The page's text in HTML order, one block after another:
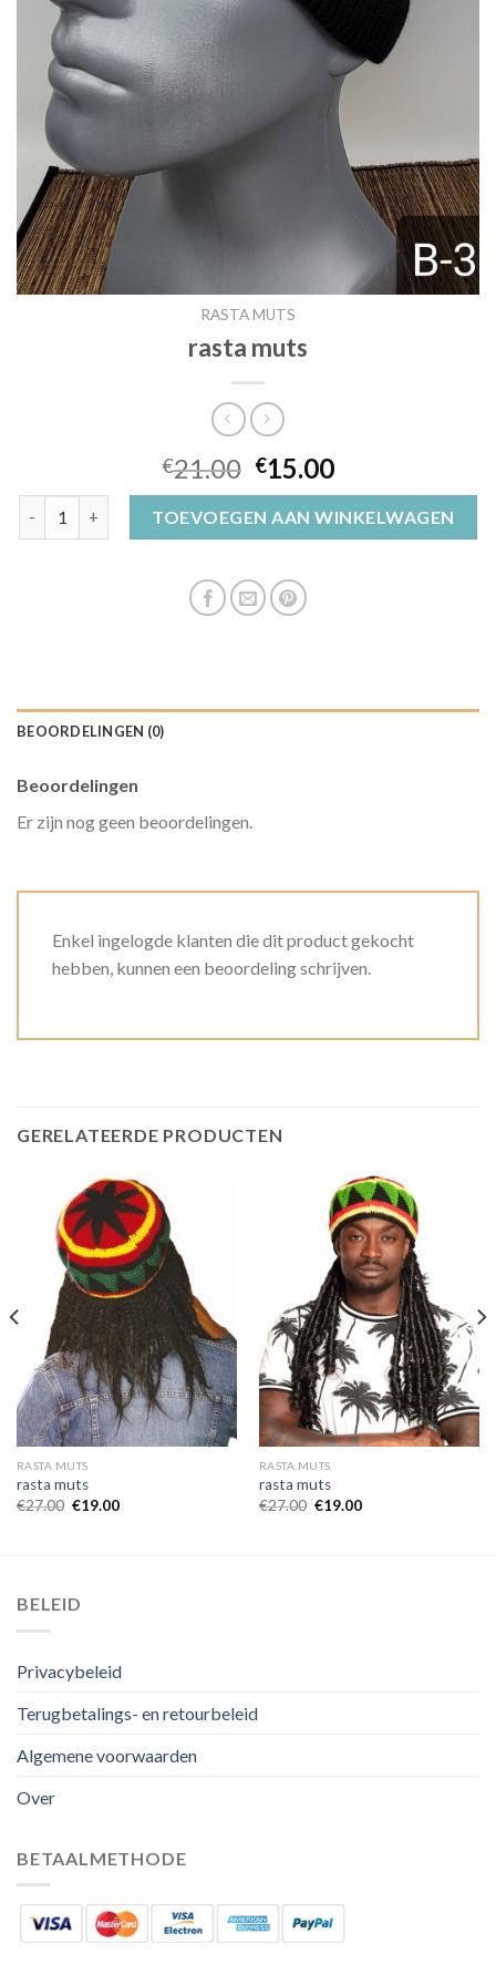
RASTA MUTS
rasta muts
€21.00 €15.00
TOEVOEGEN AAN WINKELWAGEN
BEOORDELINGEN (0)
Beoordelingen
Er zijn nog geen beoordelingen.
Enkel ingelogde klanten die dit product gekocht
hebben, kunnen een beoordeling schrijven.
GERELATEERDE PRODUCTEN
RASTA MUTS
rasta muts
€27.00 €19.00
RASTA MUTS
rasta muts
€27.00 €19.00
BELEID
Privacybeleid
Terugbetalings- en retourbeleid
Algemene voorwaarden
Over
BETAALMETHODE